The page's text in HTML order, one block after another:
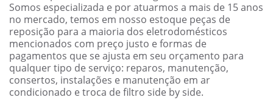
Somos especializada e por atuarmos a mais de 15 anos
no mercado, temos em nosso estoque peças de
reposição para a maioria dos eletrodomésticos
mencionados com preço justo e formas de
pagamentos que se ajusta em seu orçamento para
qualquer tipo de serviço: reparos, manutenção,
consertos, instalações e manutenção em ar
condicionado e troca de filtro side by side.